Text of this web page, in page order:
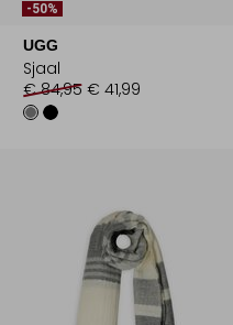
-50%
UGG
Sjaal
€ 84,95 € 41,99